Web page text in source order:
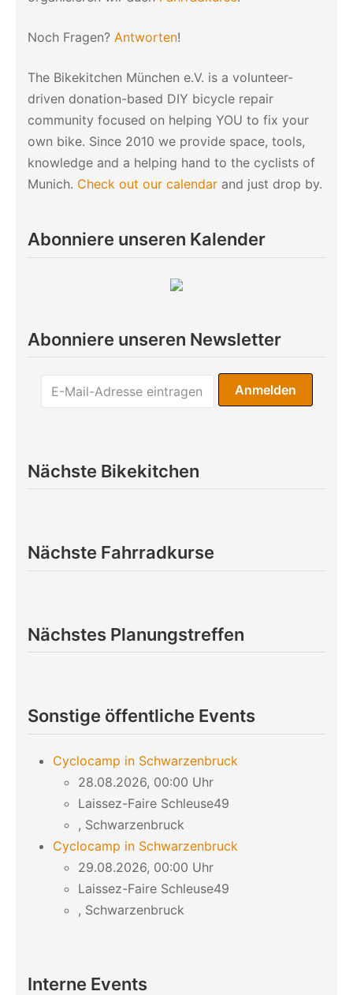
Noch Fragen? Antworten!
The Bikekitchen München e.V. is a volunteer-
driven donation-based DIY bicycle repair
community focused on helping YOU to fix your
own bike. Since 2010 we provide space, tools,
knowledge and a helping hand to the cyclists of
Munich. Check out our calendar and just drop by.
Abonniere unseren Kalender
Abonniere unseren Newsletter
Nächste Bikekitchen
Nächste Fahrradkurse
Nächstes Planungstreffen
Sonstige öffentliche Events
Cyclocamp in Schwarzenbruck
28.08.2026, 00:00 Uhr
Laissez-Faire Schleuse49
, Schwarzenbruck
Cyclocamp in Schwarzenbruck
29.08.2026, 00:00 Uhr
Laissez-Faire Schleuse49
, Schwarzenbruck
Interne Events